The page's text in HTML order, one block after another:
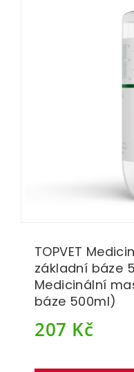
TOPVET
základní báze
Medicinální
báze 500ml)
207 Kč